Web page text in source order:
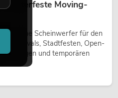
Wetterfeste Moving-
Scheinwerfer für den
Festivals, Stadtfesten, Open-
und temporären